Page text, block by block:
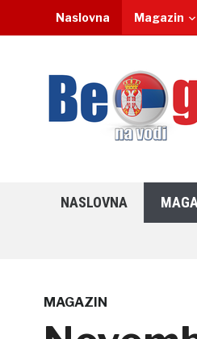
Naslovna Magazin
NASLOVNA
MAGAZIN